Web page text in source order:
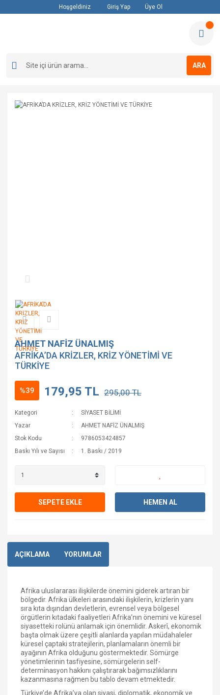
Hoşgeldiniz Giriş Yap Üye Ol
ARA
AHMET NAFİZ ÜNALMIŞ
AFRİKA’DA KRİZLER, KRİZ YÖNETİMİ VE
TÜRKİYE
%39 179,95 TL 295,00 TL
Kategori
SİYASET BİLİMİ
Yazar
AHMET NAFİZ ÜNALMIŞ
Stok Kodu
9786053424857
Baskı Yılı ve Sayısı
1. Baskı / 2019
SEPETE EKLE HEMEN AL
AÇIKLAMA YORUMLAR
Afrika uluslararası ilişkilerde önemini giderek artıran bir
bölgedir. Afrika ülkeleri arasındaki ilişkilerin, krizlerin yanı
sıra kıta dışından devletlerin, evrensel veya bölgesel
örgütlerin kıtadaki faaliyetleri Afrika’nın önemini ve küresel
siyasetteki rolünü anlamak için önemlidir. Askerî, ekonomik
başta olmak üzere çeşitli alanlarda yapılan müdahaleler
küresel çaptaki stratejilerin, planlamaların önemli bir
ayağının Afrika olduğunu göstermektedir. Sömürge
yönetimlerinin tasfiyesine, sömürgelerin self-
determinasyon hakkını çalıştırarak bağımsızlıklarını
kazanmasına rağmen bu tablo devam etmektedir.
Türkiye’de Afrika’ya olan siyasi, diplomatik, ekonomik ve